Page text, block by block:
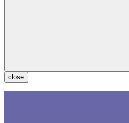
close